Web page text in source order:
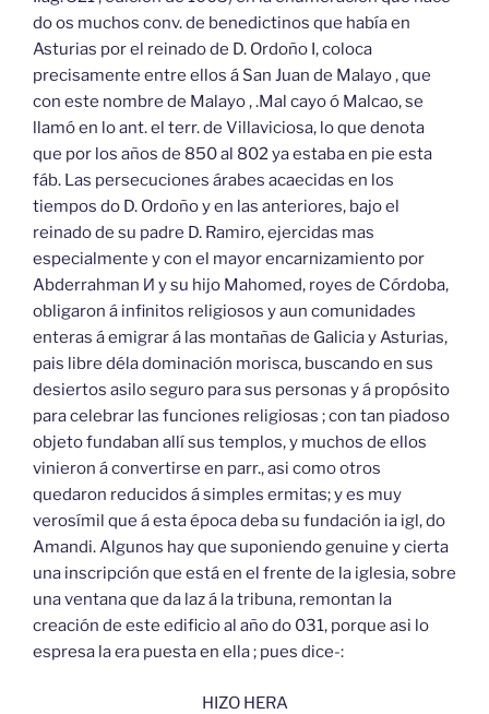
do os muchos conv. de benedictinos que había en
Asturias por el reinado de D. Ordoño I, coloca
precisamente entre ellos á San Juan de Malayo , que
con este nombre de Malayo , .Mal cayo ó Malcao, se
llamó en lo ant. el terr. de Villaviciosa, lo que denota
que por los años de 850 al 802 ya estaba en pie esta
fáb. Las persecuciones árabes acaecidas en los
tiempos do D. Ordoño y en las anteriores, bajo el
reinado de su padre D. Ramiro, ejercidas mas
especialmente y con el mayor encarnizamiento por
Abderrahman И y su hijo Mahomed, royes de Córdoba,
obligaron á infinitos religiosos y aun comunidades
enteras á emigrar á las montañas de Galicia y Asturias,
pais libre déla dominación morisca, buscando en sus
desiertos asilo seguro para sus personas y á propósito
para celebrar las funciones religiosas ; con tan piadoso
objeto fundaban allí sus templos, y muchos de ellos
vinieron á convertirse en parr., asi como otros
quedaron reducidos á simples ermitas; y es muy
verosímil que á esta época deba su fundación ia igl, do
Amandi. Algunos hay que suponiendo genuine y cierta
una inscripción que está en el frente de la iglesia, sobre
una ventana que da laz á la tribuna, remontan la
creación de este edificio al año do 031, porque asi lo
espresa la era puesta en ella ; pues dice-:
HIZO HERA